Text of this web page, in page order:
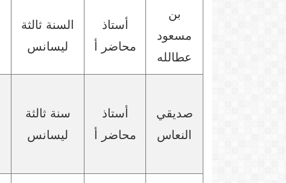
بن
مسعود
عطالله
أستاذ
محاضر أ
السنة ثالثة
ليسانس
صديقي
النعاس
أستاذ
محاضر أ
سنة ثالثة
ليسانس